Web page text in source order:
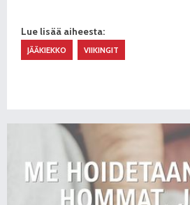
Lue lisää aiheesta:
JÄÄKIEKKO VIIKINGIT